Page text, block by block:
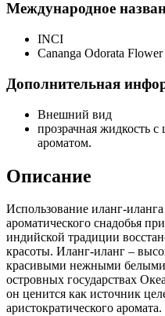
Международное
INCI
Cananga Odorata Flower
Дополнительная
Внешний вид
прозрачная жидкость
ароматом.
Описание
Использование иланг-иланга
ароматического снадобья
индийской традиции
красоты. Иланг-иланг –
красивыми нежными белыми
островных государствах
он ценится как источник
аристократического аромата.